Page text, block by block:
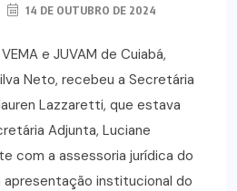
14 DE OUTUBRO DE 2024
e JUVAM de Cuiabá,
Neto, recebeu a Secretária
Lazzaretti, que estava
Adjunta, Luciane
com a assessoria jurídica do
apresentação institucional do